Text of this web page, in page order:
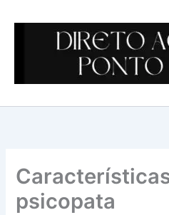
para
psicopata